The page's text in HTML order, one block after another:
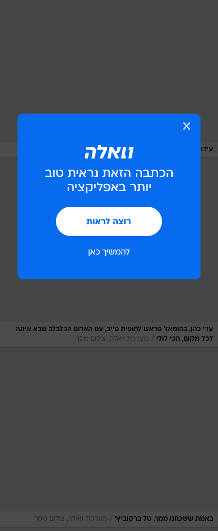
עידו תדמור וזהו מערכת וואלה, צילום מסך
עדי כהן, בהומאז' טראש לחופית טייב, עם הארוס הכלבלב שבא איתה
לכל מקום, הכי לולי / מערכת וואלה, צילום מסך
באמת ששכחנו ממך. טל ברקוביץ' / מערכת וואלה, צילום מסך